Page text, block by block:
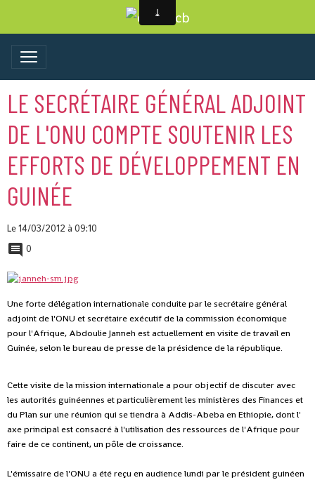
LE SECRÉTAIRE GÉNÉRAL ADJOINT
DE L'ONU COMPTE SOUTENIR LES
EFFORTS DE DÉVELOPPEMENT EN
GUINÉE
Le 14/03/2012 à 09:10
0
Une forte délégation internationale conduite par le secrétaire général
adjoint de l'ONU et secrétaire exécutif de la commission économique
pour l'Afrique, Abdoulie Janneh est actuellement en visite de travail en
Guinée, selon le bureau de presse de la présidence de la république.
Cette visite de la mission internationale a pour objectif de discuter avec
les autorités guinéennes et particulièrement les ministères des Finances et
du Plan sur une réunion qui se tiendra à Addis-Abeba en Ethiopie, dont l'
axe principal est consacré à l'utilisation des ressources de l'Afrique pour
faire de ce continent, un pôle de croissance.
L'émissaire de l'ONU a été reçu en audience lundi par le président guinéen